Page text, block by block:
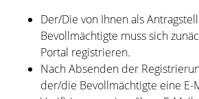
Der/Die von Ihnen als
Bevollmächtigte muss sich
Portal registrieren.
Nach Absenden der
der/die Bevollmächtigte eine E-